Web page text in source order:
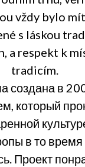
vždy bylo
s láskou
a respekt k
tradicím.
создана в
который
в то время
Проект